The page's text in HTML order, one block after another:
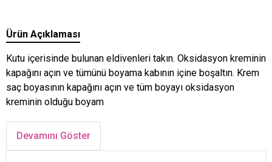
Ürün Açıklaması
Kutu içerisinde bulunan eldivenleri takın. Oksidasyon kreminin
kapağını açın ve tümünü boyama kabının içine boşaltın. Krem
saç boyasının kapağını açın ve tüm boyayı oksidasyon
kreminin olduğu boyam
Devamını Göster